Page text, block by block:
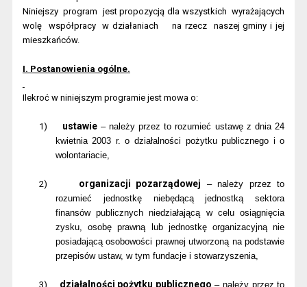
Niniejszy program jest propozycją dla wszystkich wyrażających
wolę
współpracy w działaniach na rzecz
naszej gminy i jej
mieszkańców.
I. Postanowienia ogólne.
Ilekroć w niniejszym programie jest mowa o:
1) ustawie – należy przez to rozumieć ustawę z dnia 24
kwietnia 2003 r. o działalności pożytku publicznego i o
wolontariacie,
2) organizacji pozarządowej – należy przez to
rozumieć jednostkę niebędącą jednostką sektora
finansów publicznych niedziałającą w celu osiągnięcia
zysku, osobę prawną lub jednostkę organizacyjną nie
posiadającą osobowości prawnej utworzoną na podstawie
przepisów ustaw, w tym fundacje i stowarzyszenia,
3) działalności pożytku publicznego – należy przez to